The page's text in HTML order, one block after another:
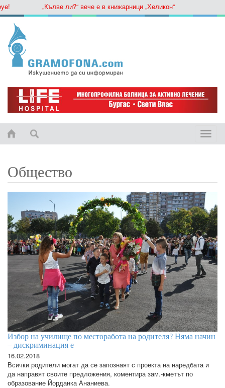
„Кълве ли?“ вече е в книжарници „Хеликон“
Toggle
Общество
Избор на училище по месторабота на родителя? Няма начин
– дискриминация е
16.02.2018
Всички родители могат да се запознаят с проекта на наредбата и
да направят своите предложения, коментира зам.-кметът по
образование Йорданка Ананиева.